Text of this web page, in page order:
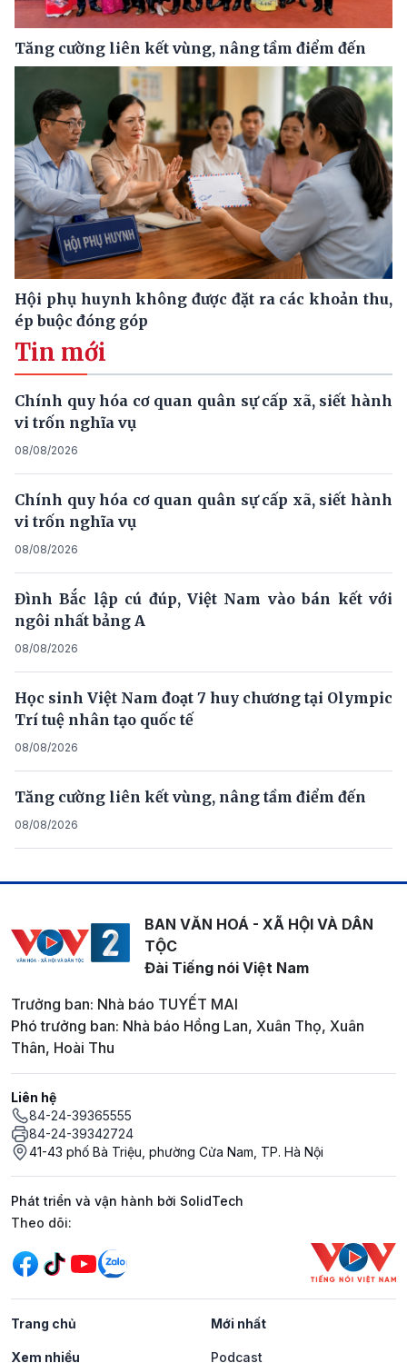
Tăng cường liên kết vùng, nâng tầm điểm đến
Hội phụ huynh không được đặt ra các khoản thu,
ép buộc đóng góp
Tin mới
Chính quy hóa cơ quan quân sự cấp xã, siết hành
vi trốn nghĩa vụ
08/08/2026
Chính quy hóa cơ quan quân sự cấp xã, siết hành
vi trốn nghĩa vụ
08/08/2026
Đình Bắc lập cú đúp, Việt Nam vào bán kết với
ngôi nhất bảng A
08/08/2026
Học sinh Việt Nam đoạt 7 huy chương tại Olympic
Trí tuệ nhân tạo quốc tế
08/08/2026
Tăng cường liên kết vùng, nâng tầm điểm đến
08/08/2026
BAN VĂN HOÁ - XÃ HỘI VÀ DÂN
TỘC
Đài Tiếng nói Việt Nam
Trưởng ban: Nhà báo TUYẾT MAI
Phó trưởng ban: Nhà báo Hồng Lan, Xuân Thọ, Xuân
Thân, Hoài Thu
Liên hệ
84-24-39365555
84-24-39342724
41-43 phố Bà Triệu, phường Cửa Nam, TP. Hà Nội
Phát triển và vận hành bởi SolidTech
Mạng xã hội
Theo dõi:
Trang chủ Mới nhất
Xem nhiều Podcast